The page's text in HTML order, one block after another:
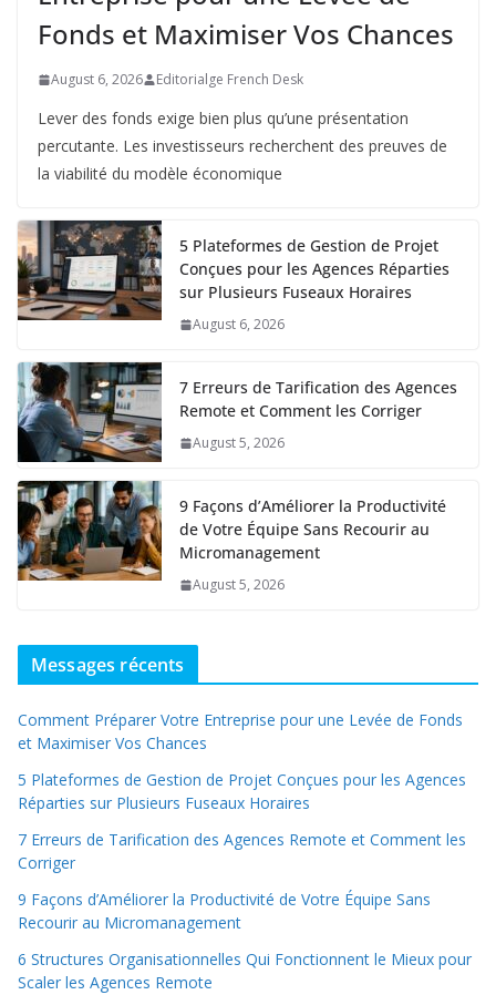
Fonds et Maximiser Vos Chances
August 6, 2026 Editorialge French Desk
Lever des fonds exige bien plus qu’une présentation
percutante. Les investisseurs recherchent des preuves de
la viabilité du modèle économique
5 Plateformes de Gestion de Projet
Conçues pour les Agences Réparties
sur Plusieurs Fuseaux Horaires
August 6, 2026
7 Erreurs de Tarification des Agences
Remote et Comment les Corriger
August 5, 2026
9 Façons d’Améliorer la Productivité
de Votre Équipe Sans Recourir au
Micromanagement
August 5, 2026
Messages récents
Comment Préparer Votre Entreprise pour une Levée de Fonds
et Maximiser Vos Chances
5 Plateformes de Gestion de Projet Conçues pour les Agences
Réparties sur Plusieurs Fuseaux Horaires
7 Erreurs de Tarification des Agences Remote et Comment les
Corriger
9 Façons d’Améliorer la Productivité de Votre Équipe Sans
Recourir au Micromanagement
6 Structures Organisationnelles Qui Fonctionnent le Mieux pour
Scaler les Agences Remote